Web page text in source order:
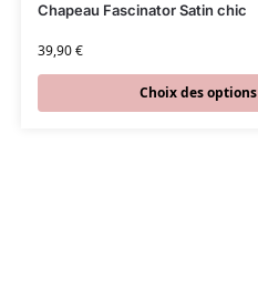
Chapeau Fascinator Satin chic
39,90€
Choix des options